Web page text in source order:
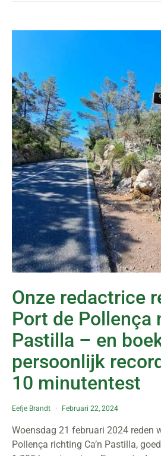
Onze redactrice
Port de Pollença
Pastilla – en
persoonlijk
10 minutentest
Eefje Brandt Februari 22, 2024
Woensdag 21 februari 2024 reden
Pollença richting Ca’n Pastilla,